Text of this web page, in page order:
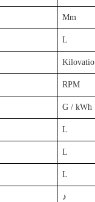
Mm
L
Kilovatio
RPM
G / kWh
L
L
L
♪